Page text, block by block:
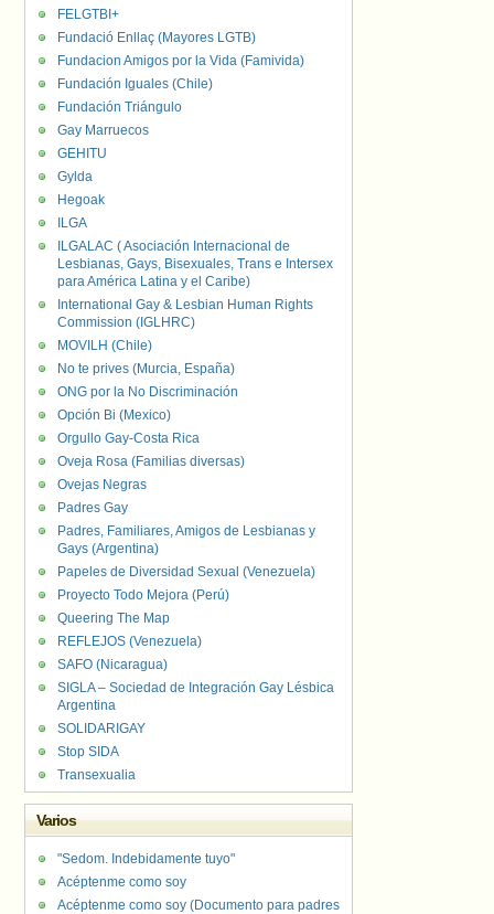
FELGTBI+
Fundació Enllaç (Mayores LGTB)
Fundacion Amigos por la Vida (Famivida)
Fundación Iguales (Chile)
Fundación Triángulo
Gay Marruecos
GEHITU
Gylda
Hegoak
ILGA
ILGALAC ( Asociación Internacional de
Lesbianas, Gays, Bisexuales, Trans e Intersex
para América Latina y el Caribe)
International Gay & Lesbian Human Rights
Commission (IGLHRC)
MOVILH (Chile)
No te prives (Murcia, España)
ONG por la No Discriminación
Opción Bi (Mexico)
Orgullo Gay-Costa Rica
Oveja Rosa (Familias diversas)
Ovejas Negras
Padres Gay
Padres, Familiares, Amigos de Lesbianas y
Gays (Argentina)
Papeles de Diversidad Sexual (Venezuela)
Proyecto Todo Mejora (Perú)
Queering The Map
REFLEJOS (Venezuela)
SAFO (Nicaragua)
SIGLA – Sociedad de Integración Gay Lésbica
Argentina
SOLIDARIGAY
Stop SIDA
Transexualia
Varios
"Sedom. Indebidamente tuyo"
Acéptenme como soy
Acéptenme como soy (Documento para padres